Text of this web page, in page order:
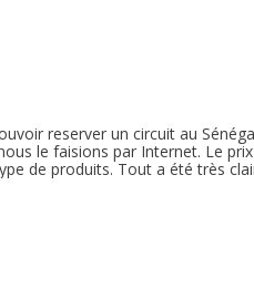
reserver un circuit au
le faisions par Internet. Le
de produits. Tout a été très
n’hésiterons pas à réitérer